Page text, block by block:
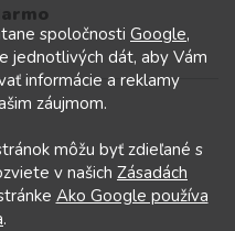
spoločnosti Google,
jednotlivých dát, aby Vám
informácie a reklamy
záujmom.
môžu byť zdieľané s
v našich Zásadách
Ako Google používa
.